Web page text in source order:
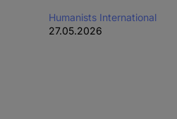
Humanists International
27.05.2026